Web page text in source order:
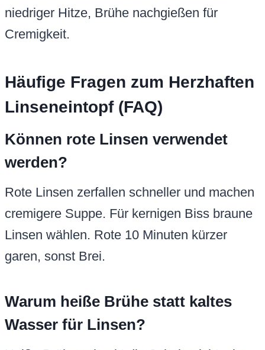
niedriger Hitze, Brühe nachgießen für
Cremigkeit.
Häufige Fragen zum Herzhaften
Linseneintopf (FAQ)
Können rote Linsen verwendet
werden?
Rote Linsen zerfallen schneller und machen
cremigere Suppe. Für kernigen Biss braune
Linsen wählen. Rote 10 Minuten kürzer
garen, sonst Brei.
Warum heiße Brühe statt kaltes
Wasser für Linsen?